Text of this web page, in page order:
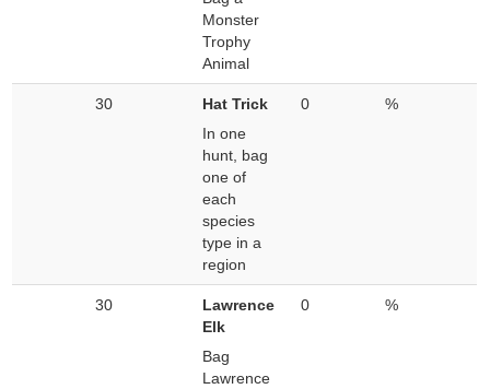
Monster
Trophy
Animal
30
Hat Trick
In one
hunt, bag
one of
each
species
type in a
region
0 %
30
Lawrence
Elk
Bag
Lawrence
0 %